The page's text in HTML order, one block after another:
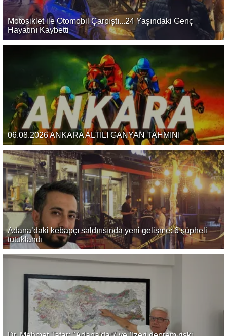
Motosiklet ile Otomobil Çarpıştı...24 Yaşındaki Genç
Hayatını Kaybetti
06.08.2026 ANKARA ALTILI GANYAN TAHMİNİ
Adana’daki kebapçı saldırısında yeni gelişme: 6 şüpheli
tutuklandı